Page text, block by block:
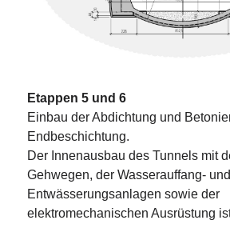
Etappen 5 und 6
Einbau der Abdichtung und
Endbeschichtung.
Der Innenausbau des Tunnels mit
Gehwegen, der Wasserauffang- und
Entwässerungsanlagen sowie der
elektromechanischen Ausrüstung